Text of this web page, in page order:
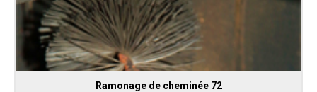
Ramonage de cheminée 72